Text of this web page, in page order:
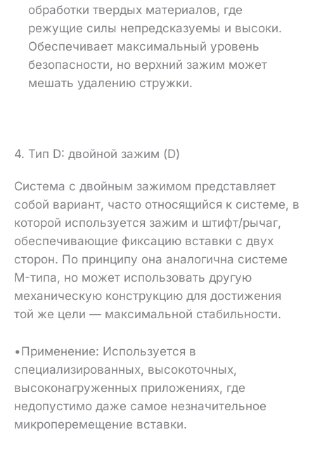
обработки твердых материалов, где
режущие силы непредсказуемы и высоки.
Обеспечивает максимальный уровень
безопасности, но верхний зажим может
мешать удалению стружки.
4. Тип D: двойной зажим (D)
Система с двойным зажимом представляет
собой вариант, часто относящийся к системе, в
которой используется зажим и штифт/рычаг,
обеспечивающие фиксацию вставки с двух
сторон. По принципу она аналогична системе
M-типа, но может использовать другую
механическую конструкцию для достижения
той же цели — максимальной стабильности.
•Применение: Используется в
специализированных, высокоточных,
высоконагруженных приложениях, где
недопустимо даже самое незначительное
микроперемещение вставки.